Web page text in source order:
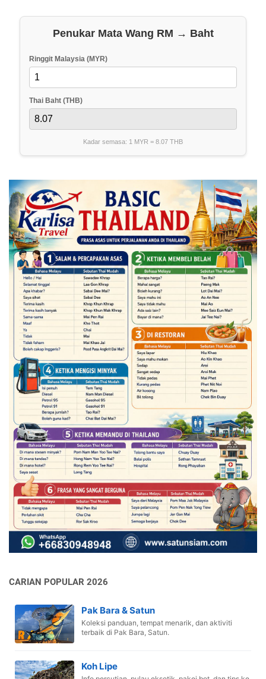
Penukar Mata Wang RM → Baht
Ringgit Malaysia (MYR)
Thai Baht (THB)
Kadar semasa: 1 MYR = 8.07 THB
CARIAN POPULAR 2026
Pak Bara & Satun
Koleksi panduan, tempat menarik, dan aktiviti
terbaik di Pak Bara, Satun.
Koh Lipe